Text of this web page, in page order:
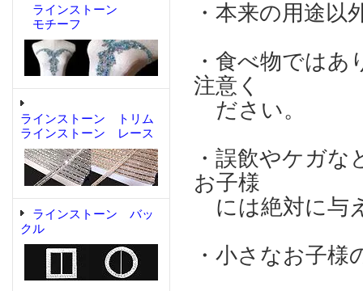
ラインストーン
モチーフ
ラインストーン トリム
ラインストーン レース
ラインストーン バッ
クル
・本来の用途
・食べ物では
注意く
ださい。
・誤飲やケガ
お子様
には絶対に与
・小さなお子